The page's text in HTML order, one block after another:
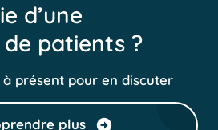
d’une
patients ?
présent pour en discuter
plus